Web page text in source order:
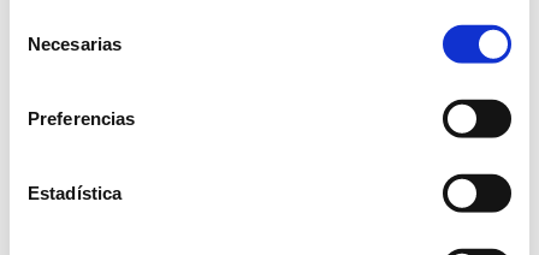
Necesarias
Preferencias
Estadística